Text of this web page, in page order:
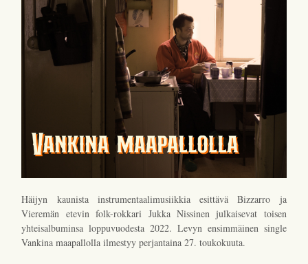
Häijyn kaunista instrumentaalimusiikkia esittävä Bizzarro ja
Vieremän etevin folk-rokkari Jukka Nissinen julkaisevat toisen
yhteisalbuminsa loppuvuodesta 2022. Levyn ensimmäinen single
Vankina maapallolla ilmestyy perjantaina 27. toukokuuta.